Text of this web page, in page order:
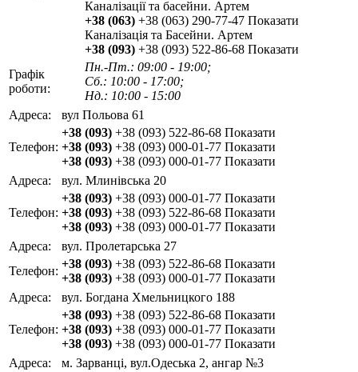
Каналізації та басейни. Артем
+38 (063) +38 (063) 290-77-47 Показати
Каналізація та Басейни. Артем
+38 (093) +38 (093) 522-86-68 Показати
Графік
роботи:
Пн.-Пт.: 09:00 - 19:00;
Сб.: 10:00 - 17:00;
Нд.: 10:00 - 15:00
Адреса:
вул Польова 61
Телефон:
+38 (093) +38 (093) 522-86-68 Показати
+38 (093) +38 (093) 000-01-77 Показати
+38 (093) +38 (093) 000-01-77 Показати
Адреса:
вул. Млинівська 20
Телефон:
+38 (093) +38 (093) 000-01-77 Показати
+38 (093) +38 (093) 522-86-68 Показати
+38 (093) +38 (093) 000-01-77 Показати
Адреса:
вул. Пролетарська 27
Телефон:
+38 (093) +38 (093) 522-86-68 Показати
+38 (093) +38 (093) 000-01-77 Показати
Адреса:
вул. Богдана Хмельницкого 188
Телефон:
+38 (093) +38 (093) 522-86-68 Показати
+38 (093) +38 (093) 000-01-77 Показати
+38 (093) +38 (093) 000-01-77 Показати
Адреса:
м. Зарванці, вул.Одеська 2, ангар №3